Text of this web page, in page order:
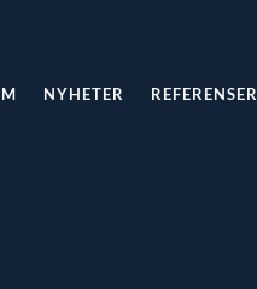
NYHETER REFERENSER